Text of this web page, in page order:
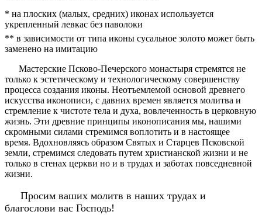
* на плоских (малых, средних) иконах используется
укрепленный левкас без паволоки
** в зависимости от типа иконы сусальное золото может быть
заменено на имитацию
Мастерские Псково-Печерского монастыря стремятся не
только к эстетическому и технологическому совершенству
процесса создания иконы. Неотъемлемой основой древнего
искусства иконописи, с давних времен является молитва и
стремление к чистоте тела и духа, вовлеченность в церковную
жизнь. Эти древние принципы иконописания мы, нашими
скромными силами стремимся воплотить и в настоящее
время. Вдохновляясь образом Святых и Старцев Псковской
земли, стремимся следовать путем христианской жизни и не
только в стенах церкви но и в трудах и заботах повседневной
жизни.
Просим ваших молитв в наших трудах и
благослови вас Господь!